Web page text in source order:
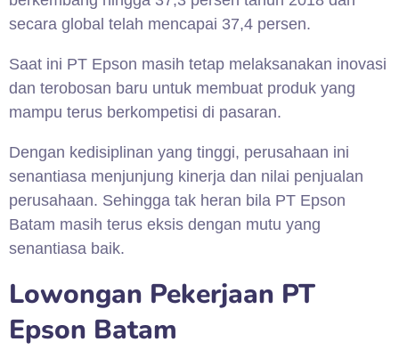
secara global telah mencapai 37,4 persen.
Saat ini PT Epson masih tetap melaksanakan inovasi
dan terobosan baru untuk membuat produk yang
mampu terus berkompetisi di pasaran.
Dengan kedisiplinan yang tinggi, perusahaan ini
senantiasa menjunjung kinerja dan nilai penjualan
perusahaan. Sehingga tak heran bila PT Epson
Batam masih terus eksis dengan mutu yang
senantiasa baik.
Lowongan Pekerjaan PT
Epson Batam